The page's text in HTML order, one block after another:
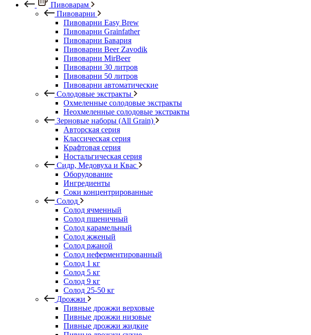
Пивоварам
Пивоварни
Пивоварни Easy Brew
Пивоварни Grainfather
Пивоварни Бавария
Пивоварни Beer Zavodik
Пивоварни MirBeer
Пивоварни 30 литров
Пивоварни 50 литров
Пивоварни автоматические
Солодовые экстракты
Охмеленные солодовые экстракты
Неохмеленные солодовые экстракты
Зерновые наборы (All Grain)
Авторская серия
Классическая серия
Крафтовая серия
Ностальгическая серия
Сидр, Медовуха и Квас
Оборудование
Ингредиенты
Соки концентрированные
Солод
Солод ячменный
Солод пшеничный
Солод карамельный
Солод жженый
Солод ржаной
Солод неферментированный
Солод 1 кг
Солод 5 кг
Солод 9 кг
Солод 25-50 кг
Дрожжи
Пивные дрожжи верховые
Пивные дрожжи низовые
Пивные дрожжи жидкие